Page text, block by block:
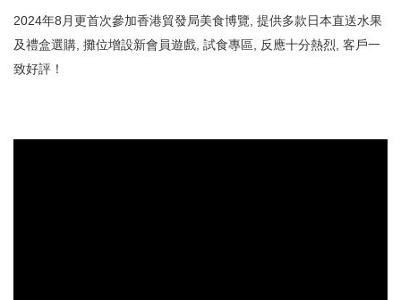
2024年8月更首次參加香港貿發局美食博覽, 提供多款日本直送水果
及禮盒選購, 攤位增設新會員遊戲, 試食專區, 反應十分熱烈, 客戶一
致好評！